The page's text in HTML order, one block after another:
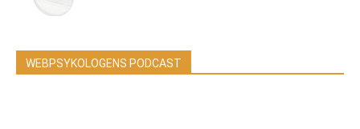
WEBPSYKOLOGENS PODCAST